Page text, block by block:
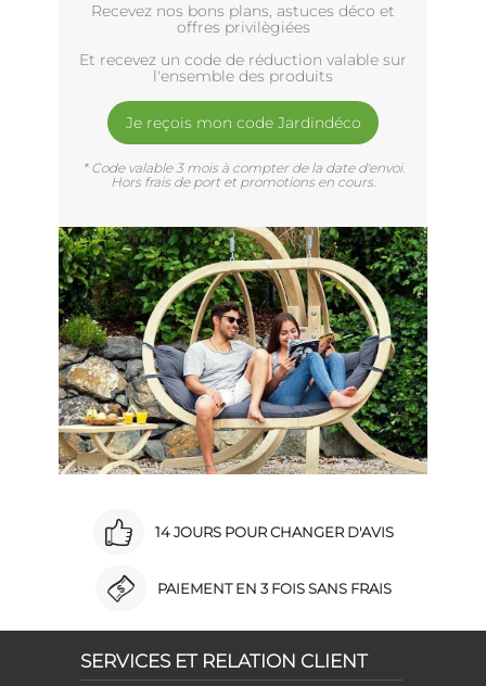
Recevez nos bons plans, astuces déco et
offres privilègiées
Et recevez un code de réduction valable sur
l'ensemble des produits
Je reçois mon code Jardindéco
* Code valable 3 mois à compter de la date d'envoi.
Hors frais de port et promotions en cours.
14 JOURS POUR CHANGER D'AVIS
PAIEMENT EN 3 FOIS SANS FRAIS
SERVICES ET RELATION CLIENT